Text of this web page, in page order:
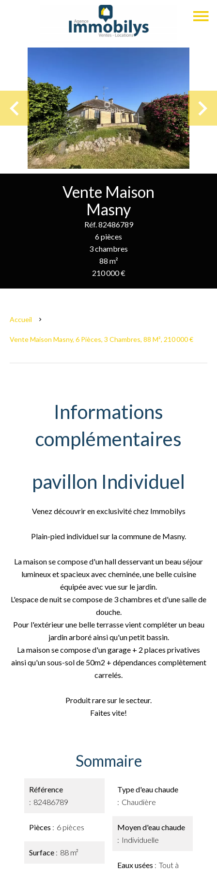
Vente Maison
Masny
Réf. 82486789
6 pièces
3 chambres
88 m²
210 000 €
Accueil
Vente Maison Masny, 6 Pièces, 3 Chambres, 88 M², 210 000 €
Informations
complémentaires
pavillon Individuel
Venez découvrir en exclusivité chez Immobilys
Plain-pied individuel sur la commune de Masny.
La maison se compose d'un hall desservant un beau séjour
lumineux et spacieux avec cheminée, une belle cuisine
équipée avec vue sur le jardin.
L'espace de nuit se compose de 3 chambres et d'une salle de
douche.
Pour l'extérieur une belle terrasse vient compléter un beau
jardin arboré ainsi qu'un petit bassin.
La maison se compose d'un garage + 2 places privatives
ainsi qu'un sous-sol de 50m2 + dépendances complètement
carrelés.
Produit rare sur le secteur.
Faites vite!
Sommaire
Référence
82486789
Pièces 6 pièces
Surface 88 m²
Type d'eau chaude
Chaudière
Moyen d'eau chaude
Individuelle
Eaux usées Tout à